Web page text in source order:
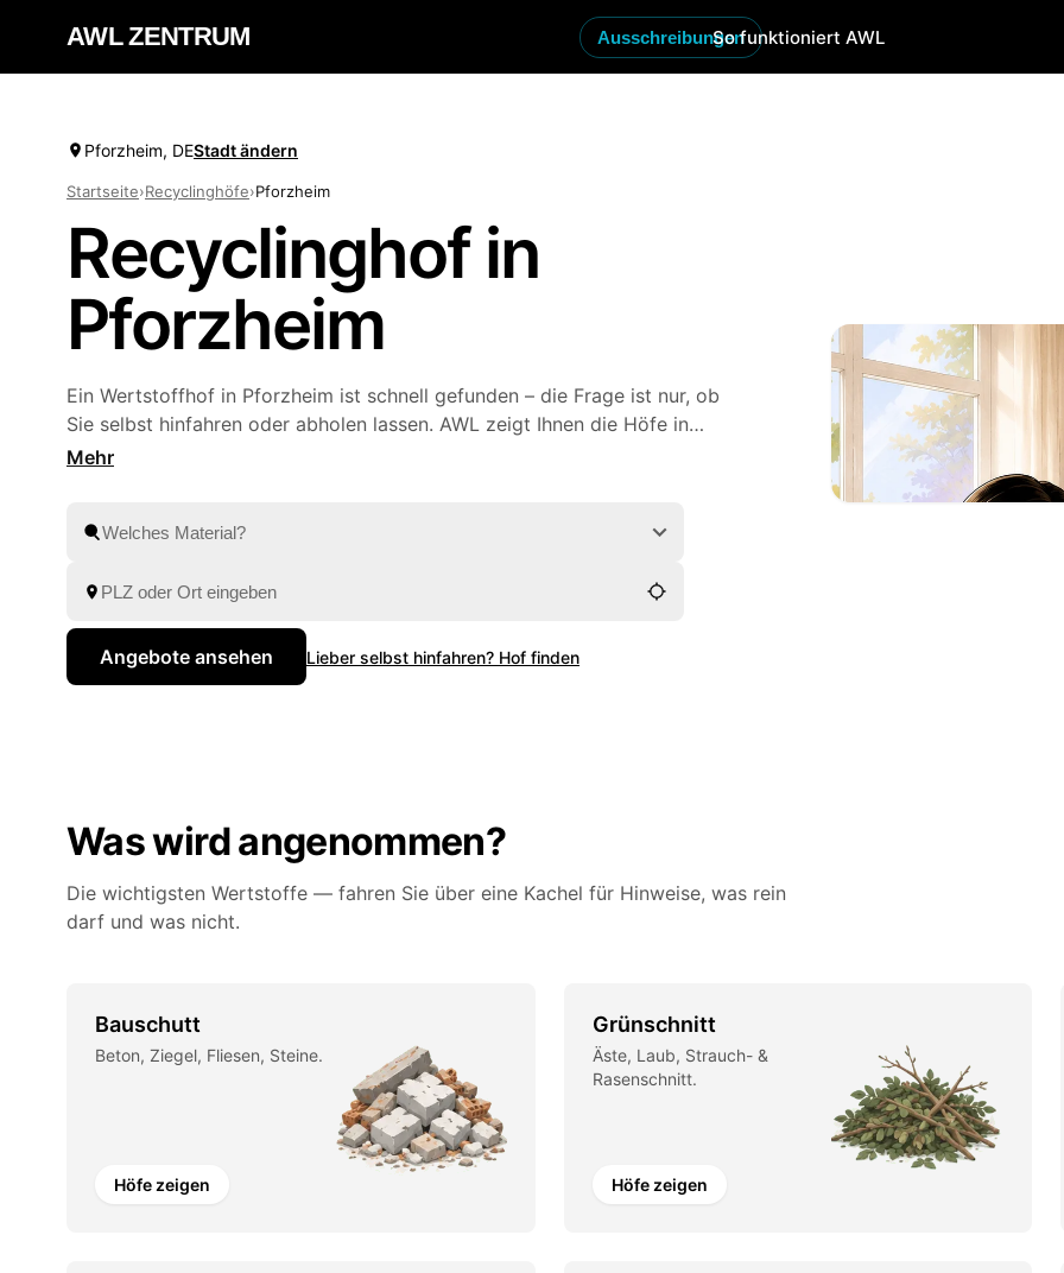
AWL ZENTRUM So funktioniert AWL
Ausschreibungen
Pforzheim, DEStadt ändern
Startseite›Recyclinghöfe›Pforzheim
Recyclinghof in
Pforzheim
Ein Wertstoffhof in Pforzheim ist schnell gefunden – die Frage ist nur, ob
Sie selbst hinfahren oder abholen lassen. AWL zeigt Ihnen die Höfe in
Ihrer Nähe mit Adresse und Öffnungszeiten und vermittelt auf Wunsch
Festpreis-Angebote zum Vergleich. Alles wird fachgerecht entsorgt.
Angebote ansehen Lieber selbst hinfahren? Hof finden
Was wird angenommen?
Die wichtigsten Wertstoffe — fahren Sie über eine Kachel für Hinweise, was rein
darf und was nicht.
Bauschutt
Beton, Ziegel, Fliesen, Steine.
Höfe zeigen
Grünschnitt
Äste, Laub, Strauch- &
Rasenschnitt.
Höfe zeigen